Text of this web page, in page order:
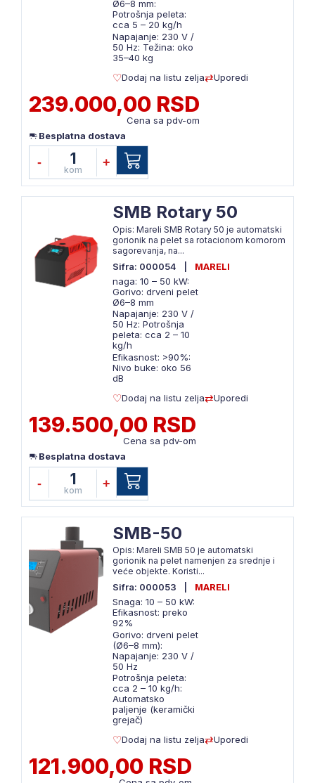
Ø6–8 mm:
Potrošnja peleta:
cca 5 – 20 kg/h
Napajanje: 230 V /
50 Hz: Težina: oko
35–40 kg
Dodaj na listu zelja
Uporedi
239.000,00 RSD
Cena sa pdv-om
Besplatna dostava
- 1
kom
+
SMB Rotary 50
Opis: Mareli SMB Rotary 50 je automatski
gorionik na pelet sa rotacionom komorom
sagorevanja, na...
Sifra: 000054
MARELI
naga: 10 – 50 kW:
Gorivo: drveni pelet
Ø6–8 mm
Napajanje: 230 V /
50 Hz: Potrošnja
peleta: cca 2 – 10
kg/h
Efikasnost: >90%:
Nivo buke: oko 56
dB
Dodaj na listu zelja
Uporedi
139.500,00 RSD
Cena sa pdv-om
Besplatna dostava
- 1
kom
+
SMB-50
Opis: Mareli SMB 50 je automatski
gorionik na pelet namenjen za srednje i
veće objekte. Koristi...
Sifra: 000053
MARELI
Snaga: 10 – 50 kW:
Efikasnost: preko
92%
Gorivo: drveni pelet
(Ø6–8 mm):
Napajanje: 230 V /
50 Hz
Potrošnja peleta:
cca 2 – 10 kg/h:
Automatsko
paljenje (keramički
grejač)
Dodaj na listu zelja
Uporedi
121.900,00 RSD